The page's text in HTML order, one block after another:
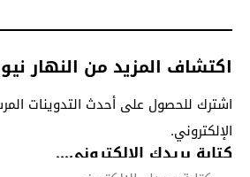
اكتشاف المزيد من النهار
اشترك للحصول على أحدث التدوينات
الإلكتروني.
كتابة بريدك الإلكتروني...